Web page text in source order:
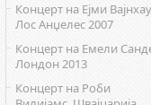
Концерт на Ејми
Лос Анџелес 2007
Концерт на Емели
Лондон 2013
Концерт на Роби